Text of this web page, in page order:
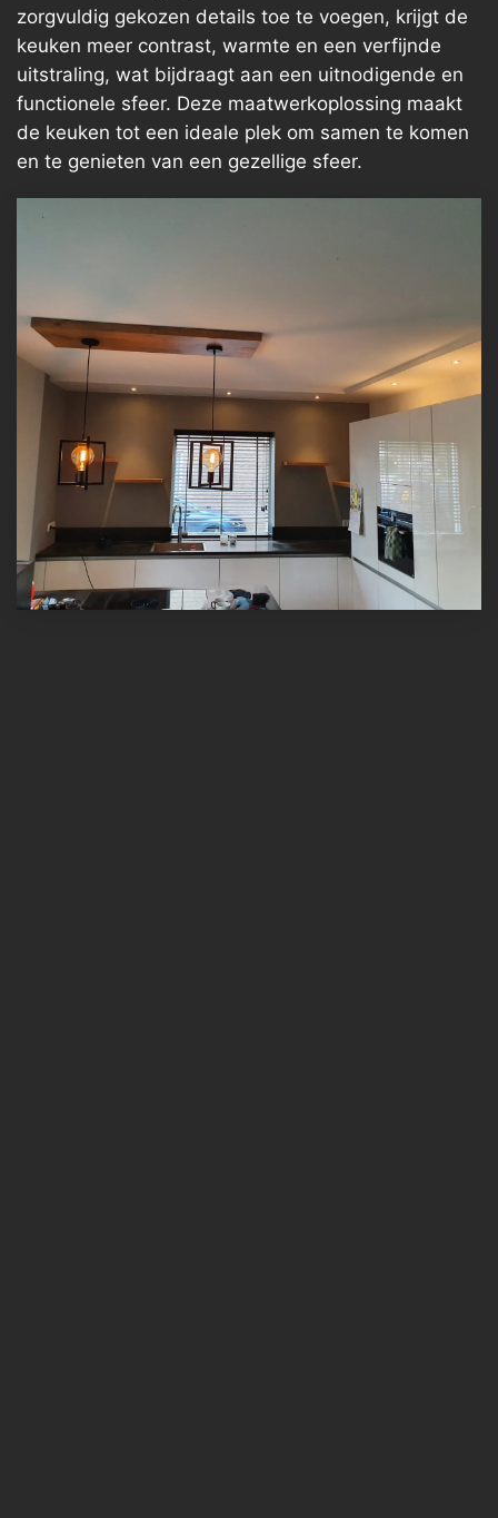
zorgvuldig gekozen details toe te voegen, krijgt de
keuken meer contrast, warmte en een verfijnde
uitstraling, wat bijdraagt aan een uitnodigende en
functionele sfeer. Deze maatwerkoplossing maakt
de keuken tot een ideale plek om samen te komen
en te genieten van een gezellige sfeer.